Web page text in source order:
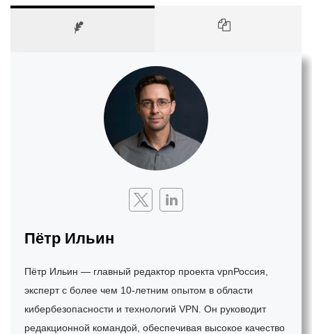
Пётр Ильин
Пётр Ильин — главный редактор проекта vpnРоссия,
эксперт с более чем 10-летним опытом в области
кибербезопасности и технологий VPN. Он руководит
редакционной командой, обеспечивая высокое качество